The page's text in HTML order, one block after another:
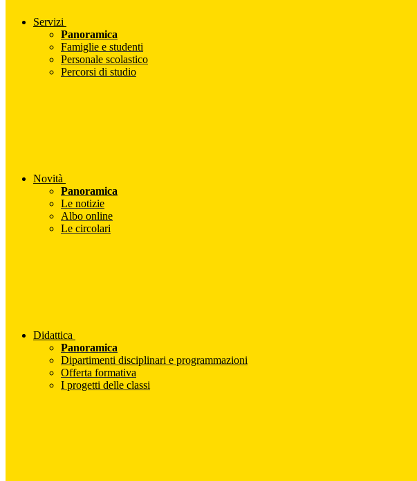
Servizi
Panoramica
Famiglie e studenti
Personale scolastico
Percorsi di studio
Novità
Panoramica
Le notizie
Albo online
Le circolari
Didattica
Panoramica
Dipartimenti disciplinari e programmazioni
Offerta formativa
I progetti delle classi